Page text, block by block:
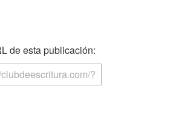
de esta publicación: